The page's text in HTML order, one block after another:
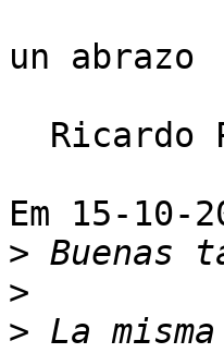
un abrazo
Em 15-10-
>
>
> La